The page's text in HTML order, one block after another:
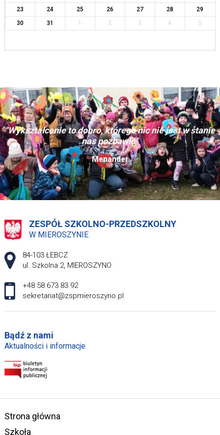
23
24 25 26 27 28
29
30
31 1 2 3 4 5
"Wykształcenie to dobro, którego nic nie jest w stanie
nas pozbawić"
Menander
ZESPÓŁ SZKOLNO-PRZEDSZKOLNY
W MIEROSZYNIE
Adres pocztowy:
84-103 ŁEBCZ
ul. Szkolna 2, MIEROSZYNO
+48 58 673 83 92
sekretariat@zspmieroszyno.pl
Bądź z nami
Aktualności i informacje
Strona główna
Szkoła